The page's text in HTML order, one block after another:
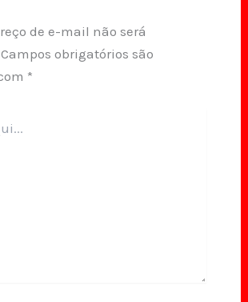
de e-mail não será
Campos obrigatórios são
*